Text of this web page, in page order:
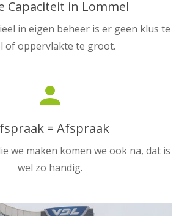
Capaciteit in Lommel
in eigen beheer is er geen klus te
of oppervlakte te groot.
person
= Afspraak
we maken komen we ook na, dat is
wel zo handig.